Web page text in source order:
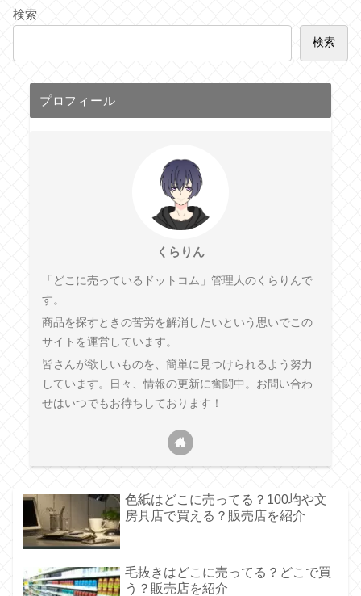
検索
検索
プロフィール
くらりん
「どこに売っているドットコム」管理人のくらりんで
す。
商品を探すときの苦労を解消したいという思いでこの
サイトを運営しています。
皆さんが欲しいものを、簡単に見つけられるよう努力
しています。日々、情報の更新に奮闘中。お問い合わ
せはいつでもお待ちしております！
色紙はどこに売ってる？100均や文
房具店で買える？販売店を紹介
毛抜きはどこに売ってる？どこで買
う？販売店を紹介